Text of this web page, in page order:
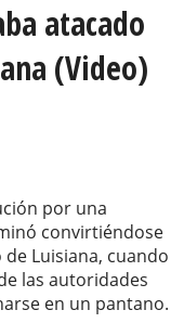
atacado
(Video)
por una
convirtiéndose
Luisiana, cuando
las autoridades
en un pantano.